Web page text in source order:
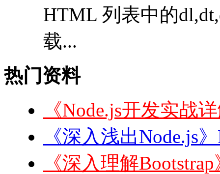
HTML 列表中的
载...
热门资料
《Node.js开发实战
《深入浅出Node.js
《深入理解